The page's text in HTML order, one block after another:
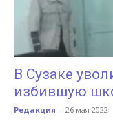
В Сузаке
избившую
Редакция - 26 мая 2022